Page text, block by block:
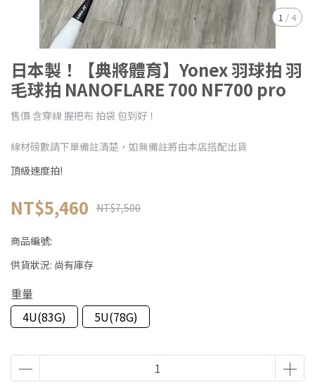
1 / 4
日本製！【典將體育】Yonex 羽球拍 羽
毛球拍 NANOFLARE 700 NF700 pro
售價 含穿線 握把布 拍袋 包到好！
線材磅數請下單備註清楚，如無備註將由本店搭配出貨
頂級速度拍!
NT$5,460 NT$7,500
商品編號:
供貨狀況: 尚有庫存
重量
4U(83G)
5U(78G)